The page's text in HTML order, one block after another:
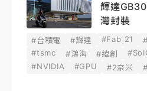
輝達
灣封裝
#台積電 #輝達 #Fab 21
#tsmc
#鴻海 #緯創
#NVIDIA
#GPU #2奈米